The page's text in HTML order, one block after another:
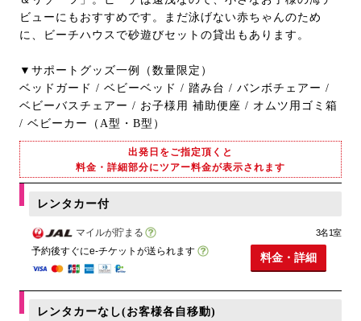
ビューにもおすすめです。まだ泳げない赤ちゃんのため
に、ビーチハウスで砂遊びセットの貸出もあります。
▼サポートグッズ一例（数量限定）
ベッドガード / ベビーベッド / 踏み台 / バンボチェアー /
ベビーバスチェアー / お子様用 補助便座 / オムツ用ゴミ箱
/ ベビーカー（A型・B型）
出発日をご指定頂くと
料金・詳細部分にツアー料金が表示されます
レンタカー付
マイルが貯まる
予約後すぐにe-チケットが送られます
3名1室
料金・詳細
レンタカーなし(お客様各自移動)